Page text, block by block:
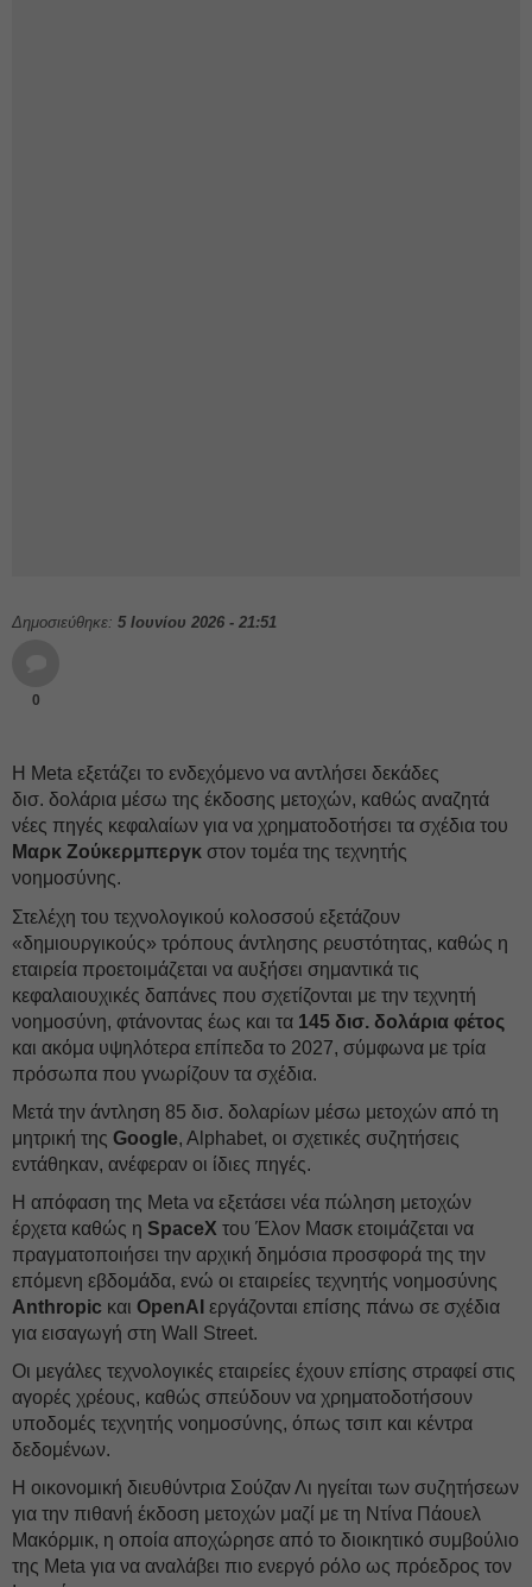
Δημοσιεύθηκε: 5 Ιουνίου 2026 - 21:51
0
Η Meta εξετάζει το ενδεχόμενο να αντλήσει δεκάδες
δισ. δολάρια μέσω της έκδοσης μετοχών, καθώς αναζητά
νέες πηγές κεφαλαίων για να χρηματοδοτήσει τα σχέδια του
Μαρκ Ζούκερμπεργκ στον τομέα της τεχνητής
νοημοσύνης.
Στελέχη τoυ τεχνολογικού κολοσσού εξετάζουν
«δημιουργικούς» τρόπους άντλησης ρευστότητας, καθώς η
εταιρεία προετοιμάζεται να αυξήσει σημαντικά τις
κεφαλαιουχικές δαπάνες που σχετίζονται με την τεχνητή
νοημοσύνη, φτάνοντας έως και τα 145 δισ. δολάρια φέτος
και ακόμα υψηλότερα επίπεδα το 2027, σύμφωνα με τρία
πρόσωπα που γνωρίζουν τα σχέδια.
Μετά την άντληση 85 δισ. δολαρίων μέσω μετοχών από τη
μητρική της Google, Alphabet, οι σχετικές συζητήσεις
εντάθηκαν, ανέφεραν οι ίδιες πηγές.
Η απόφαση της Meta να εξετάσει νέα πώληση μετοχών
έρχετα καθώς η SpaceX του Έλον Μασκ ετοιμάζεται να
πραγματοποιήσει την αρχική δημόσια προσφορά της την
επόμενη εβδομάδα, ενώ οι εταιρείες τεχνητής νοημοσύνης
Anthropic και OpenAI εργάζονται επίσης πάνω σε σχέδια
για εισαγωγή στη Wall Street.
Οι μεγάλες τεχνολογικές εταιρείες έχουν επίσης στραφεί στις
αγορές χρέους, καθώς σπεύδουν να χρηματοδοτήσουν
υποδομές τεχνητής νοημοσύνης, όπως τσιπ και κέντρα
δεδομένων.
Η οικονομική διευθύντρια Σούζαν Λι ηγείται των συζητήσεων
για την πιθανή έκδοση μετοχών μαζί με τη Ντίνα Πάουελ
Μακόρμικ, η οποία αποχώρησε από το διοικητικό συμβούλιο
της Meta για να αναλάβει πιο ενεργό ρόλο ως πρόεδρος τον